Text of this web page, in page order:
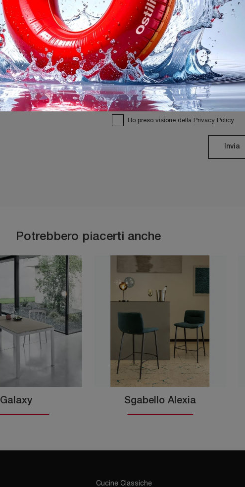
Ho preso visione della Privacy Policy
Invia
Potrebbero piacerti anche
Galaxy Sgabello Alexia
Cucine Classiche